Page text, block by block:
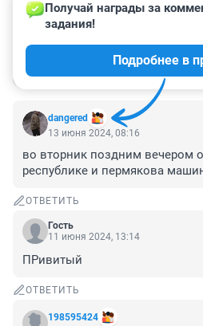
dangered
Получай награды за
задания!
Подробнее в
13 июня 2024, 08:16
во вторник поздним вечером
республике и пермякова
ОТВЕТИТЬ
Гость
11 июня 2024, 13:14
ПРивитый
ОТВЕТИТЬ
198595424